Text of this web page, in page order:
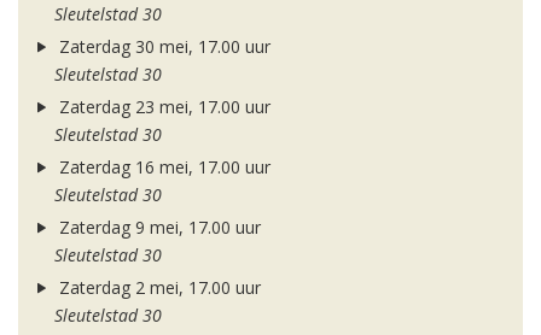
Sleutelstad 30
Zaterdag 30 mei, 17.00 uur
Sleutelstad 30
Zaterdag 23 mei, 17.00 uur
Sleutelstad 30
Zaterdag 16 mei, 17.00 uur
Sleutelstad 30
Zaterdag 9 mei, 17.00 uur
Sleutelstad 30
Zaterdag 2 mei, 17.00 uur
Sleutelstad 30